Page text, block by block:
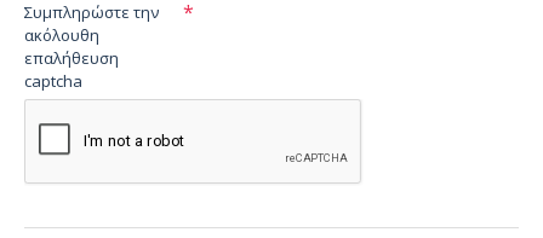
Συμπληρώστε την
ακόλουθη
επαλήθευση
captcha